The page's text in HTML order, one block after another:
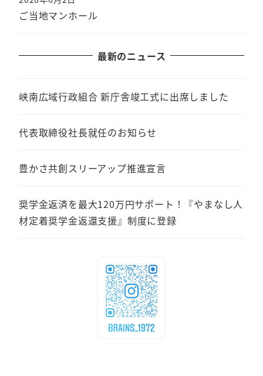
ご当地マンホール
最新のニュース
峡南広域行政組合 新庁舎竣工式に出席しました
代表取締役社長就任のお知らせ
豊かさ共創スリーアップ推進宣言
奨学金返済を最大120万円サポート！『やまなし人
材定着奨学金返還支援』制度に登録